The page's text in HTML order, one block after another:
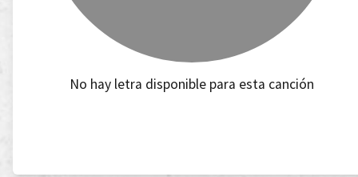
No hay letra disponible para esta canción